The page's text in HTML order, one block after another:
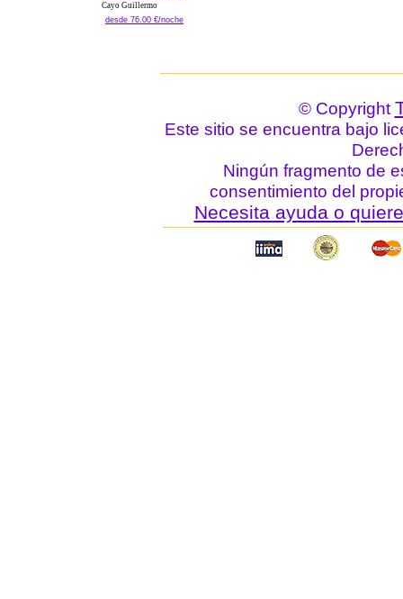
Cayo Guillermo
desde 76.00 €/noche
© Copyright
Este sitio se encuentra bajo
Ningún fragmento de
consentimiento del
Necesita ayuda o